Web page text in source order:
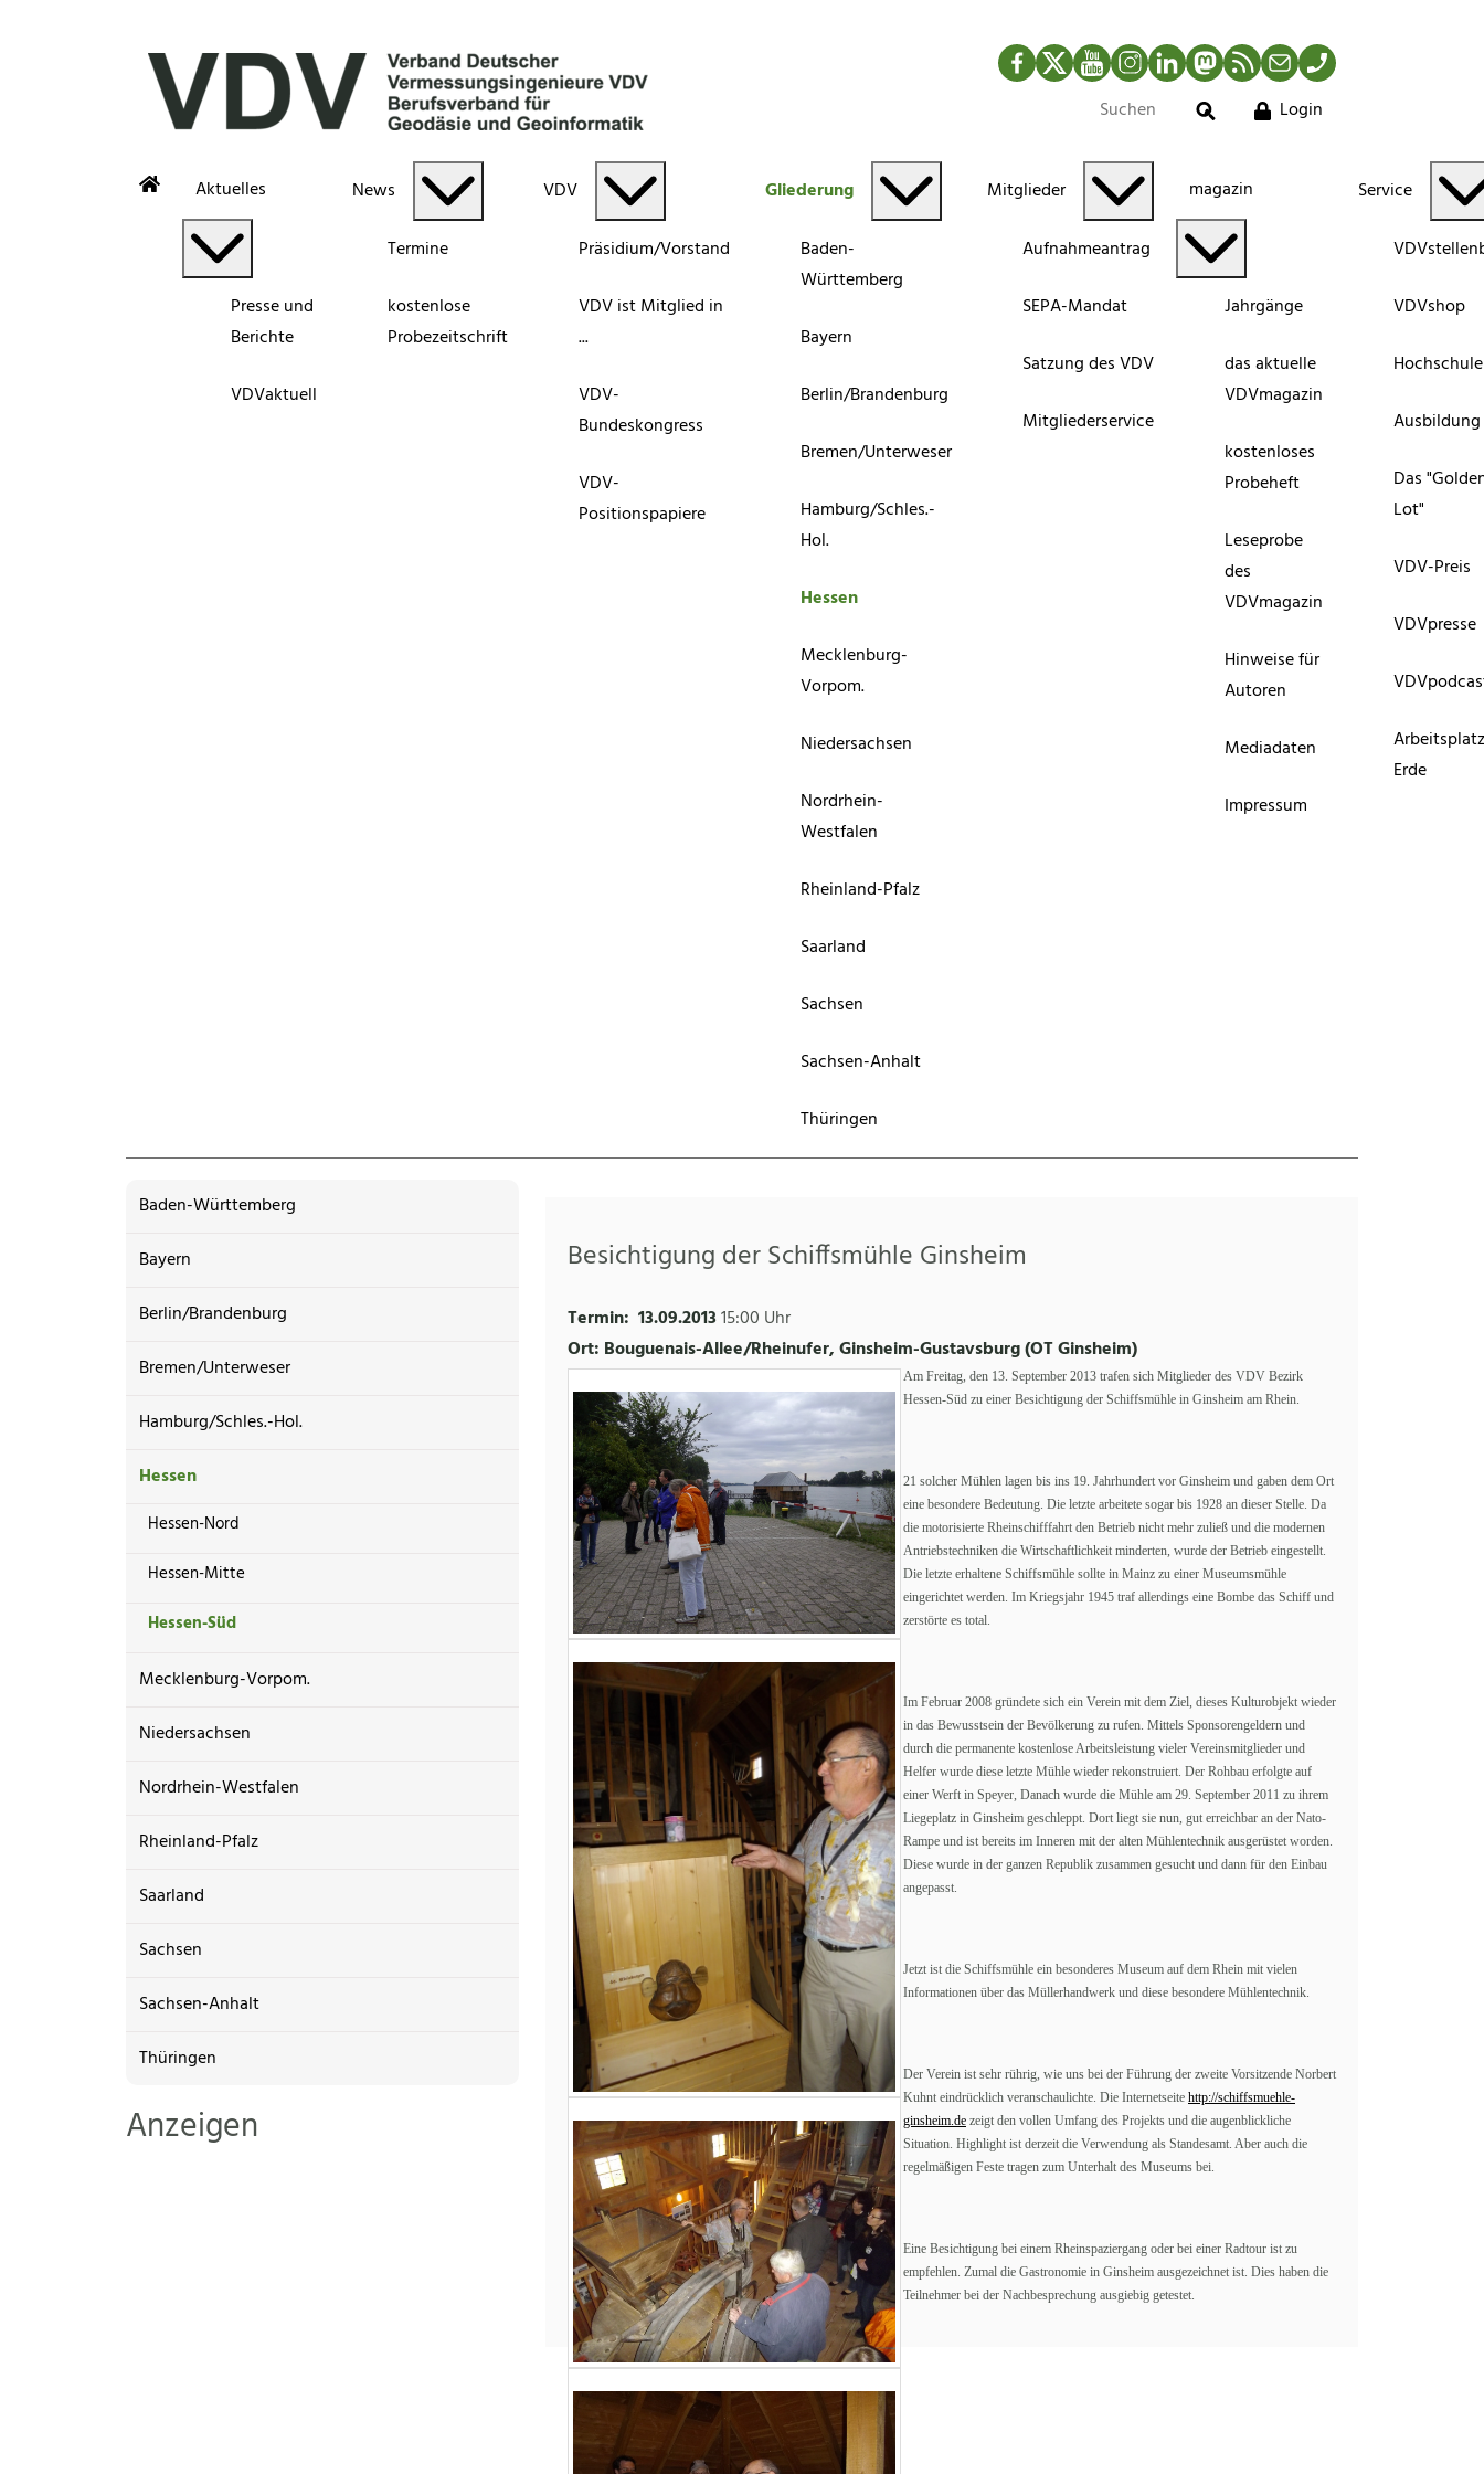
Facebook
TwitterYouTubeInstagram
LinkedInMastodonRSS-Newsfeed
MailTelefon
Suche
Login
Aktuelles
Presse und
Berichte
VDVaktuell
News
Termine
kostenlose
Probezeitschrift
VDV
Präsidium/Vorstand
VDV ist Mitglied in
...
VDV-
Bundeskongress
VDV-
Positionspapiere
Gliederung
Baden-
Württemberg
Bayern
Berlin/Brandenburg
Bremen/Unterweser
Hamburg/Schles.-
Hol.
Hessen
Mecklenburg-
Vorpom.
Niedersachsen
Nordrhein-
Westfalen
Rheinland-Pfalz
Saarland
Sachsen
Sachsen-Anhalt
Thüringen
Mitglieder
Aufnahmeantrag
SEPA-Mandat
Satzung des VDV
Mitgliederservice
magazin
Jahrgänge
das aktuelle
VDVmagazin
kostenloses
Probeheft
Leseprobe
des
VDVmagazin
Hinweise für
Autoren
Mediadaten
Impressum
Service
VDVshop
Ausbildung
Das
Lot"
VDV-Preis
VDVpresse
Erde
Baden-Württemberg
Bayern
Berlin/Brandenburg
Bremen/Unterweser
Hamburg/Schles.-Hol.
Hessen
Hessen-Nord
Hessen-Mitte
Hessen-Süd
Mecklenburg-Vorpom.
Niedersachsen
Nordrhein-Westfalen
Rheinland-Pfalz
Saarland
Sachsen
Sachsen-Anhalt
Thüringen
Anzeigen
Besichtigung der Schiffsmühle Ginsheim
Termin: 13.09.201315:00 Uhr
Ort: Bouguenais-Allee/Rheinufer, Ginsheim-Gustavsburg (OT Ginsheim)
Am Freitag, den 13. September 2013 trafen sich Mitglieder des VDV Bezirk
Hessen-Süd zu einer Besichtigung der Schiffsmühle in Ginsheim am Rhein.
21 solcher Mühlen lagen bis ins 19. Jahrhundert vor Ginsheim und gaben dem Ort
eine besondere Bedeutung. Die letzte arbeitete sogar bis 1928 an dieser Stelle. Da
die motorisierte Rheinschifffahrt den Betrieb nicht mehr zuließ und die modernen
Antriebstechniken die Wirtschaftlichkeit minderten, wurde der Betrieb eingestellt.
Die letzte erhaltene Schiffsmühle sollte in Mainz zu einer Museumsmühle
eingerichtet werden. Im Kriegsjahr 1945 traf allerdings eine Bombe das Schiff und
zerstörte es total.
Im Februar 2008 gründete sich ein Verein mit dem Ziel, dieses Kulturobjekt wieder
in das Bewusstsein der Bevölkerung zu rufen. Mittels Sponsorengeldern und
durch die permanente kostenlose Arbeitsleistung vieler Vereinsmitglieder und
Helfer wurde diese letzte Mühle wieder rekonstruiert. Der Rohbau erfolgte auf
einer Werft in Speyer, Danach wurde die Mühle am 29. September 2011 zu ihrem
Liegeplatz in Ginsheim geschleppt. Dort liegt sie nun, gut erreichbar an der Nato-
Rampe und ist bereits im Inneren mit der alten Mühlentechnik ausgerüstet worden.
Diese wurde in der ganzen Republik zusammen gesucht und dann für den Einbau
angepasst.
Jetzt ist die Schiffsmühle ein besonderes Museum auf dem Rhein mit vielen
Informationen über das Müllerhandwerk und diese besondere Mühlentechnik.
Der Verein ist sehr rührig, wie uns bei der Führung der zweite Vorsitzende Norbert
Kuhnt eindrücklich veranschaulichte. Die Internetseite http://schiffsmuehle-
ginsheim.de zeigt den vollen Umfang des Projekts und die augenblickliche
Situation. Highlight ist derzeit die Verwendung als Standesamt. Aber auch die
regelmäßigen Feste tragen zum Unterhalt des Museums bei.
Eine Besichtigung bei einem Rheinspaziergang oder bei einer Radtour ist zu
empfehlen. Zumal die Gastronomie in Ginsheim ausgezeichnet ist. Dies haben die
Teilnehmer bei der Nachbesprechung ausgiebig getestet.